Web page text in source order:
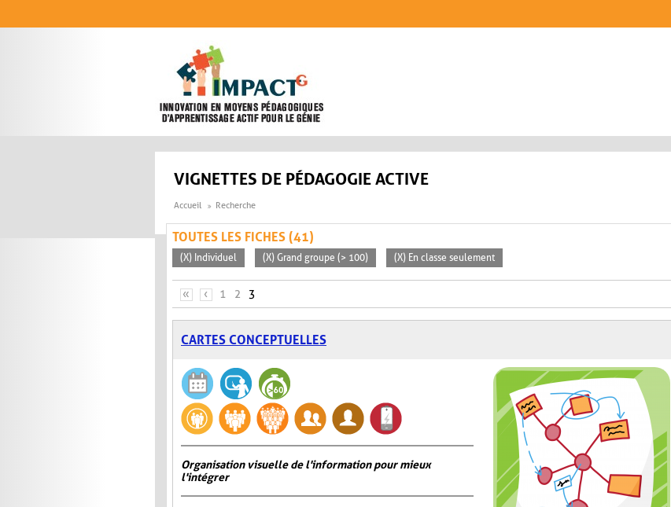
VIGNETTES DE PÉDAGOGIE ACTIVE
Accueil Recherche
TOUTES LES FICHES (41)
(X) Individuel (X) Grand groupe (> 100) (X) En classe seulement
PAGES
« ‹ 1 2 3
CARTES CONCEPTUELLES
Organisation visuelle de l'information pour mieux
l'intégrer